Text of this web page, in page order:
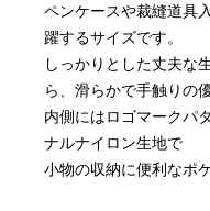
ペンケースや裁縫道具
躍するサイズです。
しっかりとした丈夫な
ら、滑らかで手触りの
内側にはロゴマークパ
ナルナイロン生地で
小物の収納に便利なポ